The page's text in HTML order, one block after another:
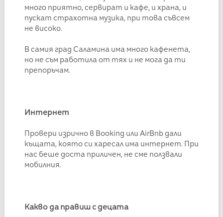
много приятно, сервират и кафе, и храна, и
пускат страхотна музика, при това съвсем
не високо.
В самия град Саламина има много кафенета,
но не съм работила от тях и не мога да ти
препоръчам.
Интернет
Провери изрично в Booking или AirBnb дали
къщата, която си харесал има интернет. При
нас беше доста приличен, не сме ползвали
мобилния.
Какво да правиш с децата